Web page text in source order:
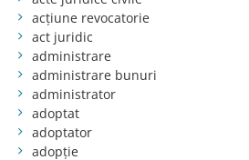
acțiune revocatorie
act juridic
administrare
administrare bunuri
administrator
adoptat
adoptator
adopție